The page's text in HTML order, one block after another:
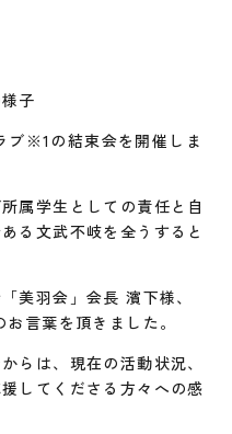
子
ブ※1の結束会を開催しま
属学生としての責任と自
る文武不岐を全うすると
美羽会」会長 濱下様、
言葉を頂きました。
らは、現在の活動状況、
してくださる方々への感